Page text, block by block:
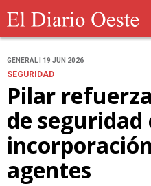
GENERAL | 19 JUN 2026
SEGURIDAD
Pilar
de seguridad
agentes